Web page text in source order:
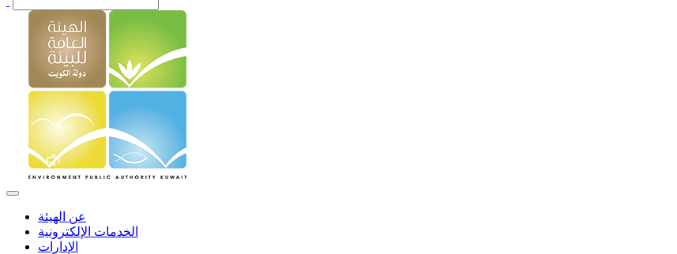
عن الهيئة
الخدمات الإلكترونية
الإدارات